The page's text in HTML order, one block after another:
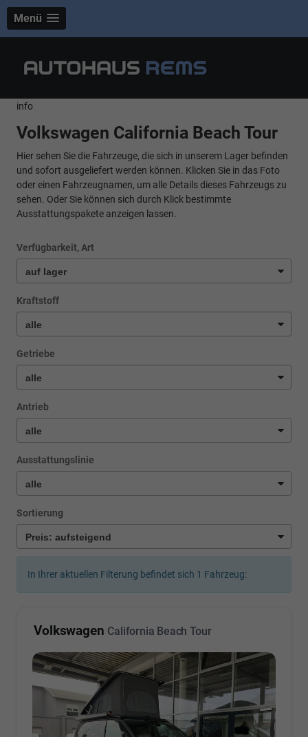
Menü
info
Volkswagen California Beach Tour
Hier sehen Sie die Fahrzeuge, die sich in unserem Lager befinden
und sofort ausgeliefert werden können. Klicken Sie in das Foto
oder einen Fahrzeugnamen, um alle Details dieses Fahrzeugs zu
sehen. Oder Sie können sich durch Klick bestimmte
Ausstattungspakete anzeigen lassen.
Verfügbarkeit, Art
Kraftstoff
Getriebe
Antrieb
Ausstattungslinie
Sortierung
In Ihrer aktuellen Filterung befindet sich 1 Fahrzeug:
Volkswagen California Beach Tour